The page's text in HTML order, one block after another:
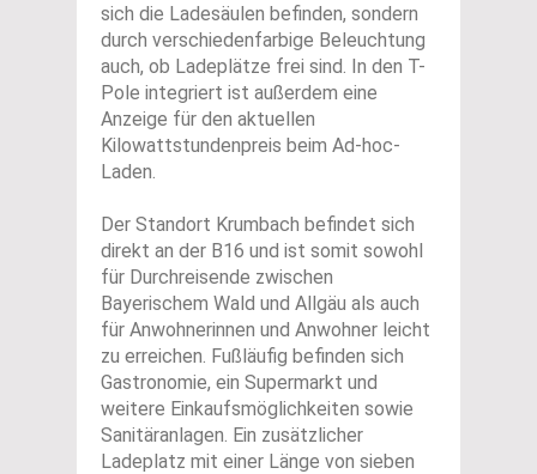
sich die Ladesäulen befinden, sondern
durch verschiedenfarbige Beleuchtung
auch, ob Ladeplätze frei sind. In den T-
Pole integriert ist außerdem eine
Anzeige für den aktuellen
Kilowattstundenpreis beim Ad-hoc-
Laden.
Der Standort Krumbach befindet sich
direkt an der B16 und ist somit sowohl
für Durchreisende zwischen
Bayerischem Wald und Allgäu als auch
für Anwohnerinnen und Anwohner leicht
zu erreichen. Fußläufig befinden sich
Gastronomie, ein Supermarkt und
weitere Einkaufsmöglichkeiten sowie
Sanitäranlagen. Ein zusätzlicher
Ladeplatz mit einer Länge von sieben